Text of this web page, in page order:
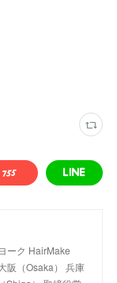
ーク HairMake
阪（Osaka） 兵庫